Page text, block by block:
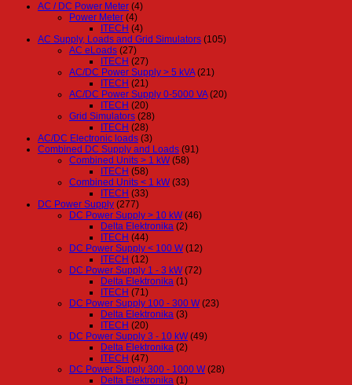
AC / DC Power Meter (4)
Power Meter (4)
ITECH (4)
AC Supply, Loads and Grid Simulators (105)
AC eLoads (27)
ITECH (27)
AC/DC Power Supply > 5 kVA (21)
ITECH (21)
AC/DC Power Supply 0-5000 VA (20)
ITECH (20)
Grid Simulators (28)
ITECH (28)
AC/DC Electronic loads (3)
Combined DC Supply and Loads (91)
Combined Units > 1 kW (58)
ITECH (58)
Combined Units < 1 kW (33)
ITECH (33)
DC Power Supply (277)
DC Power Supply > 10 kW (46)
Delta Elektronika (2)
ITECH (44)
DC Power Supply < 100 W (12)
ITECH (12)
DC Power Supply 1 - 3 kW (72)
Delta Elektronika (1)
ITECH (71)
DC Power Supply 100 - 300 W (23)
Delta Elektronika (3)
ITECH (20)
DC Power Supply 3 - 10 kW (49)
Delta Elektronika (2)
ITECH (47)
DC Power Supply 300 - 1000 W (28)
Delta Elektronika (1)